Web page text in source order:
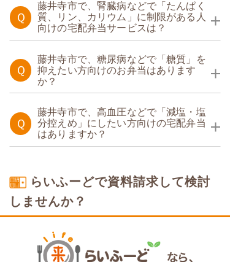
Ｑ
藤井寺市で、腎臓病などで「たんぱく
質、リン、カリウム」に制限がある人
向けの宅配弁当サービスは？
たんぱく調整食
Ｑ
藤井寺市で、糖尿病などで「糖質」を
抑えたい方向けのお弁当はあります
か？
Ｑ
藤井寺市で、高血圧などで「減塩・塩
分控えめ」にしたい方向けの宅配弁当
はありますか？
らいふーどで資料請求して検討
しませんか？